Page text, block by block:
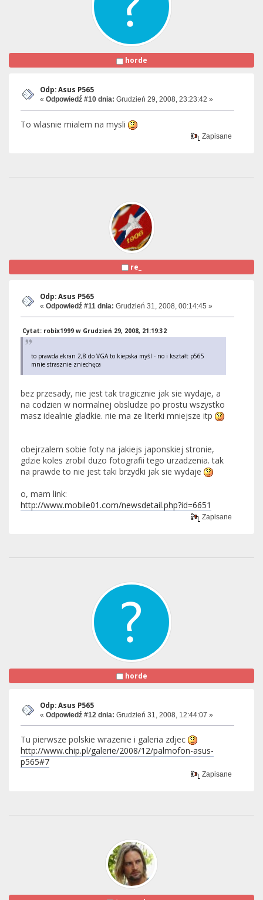
horde
Odp: Asus P565
« Odpowiedź #10 dnia: Grudzień 29, 2008, 23:23:42 »
To wlasnie mialem na mysli
Zapisane
re_
Odp: Asus P565
« Odpowiedź #11 dnia: Grudzień 31, 2008, 00:14:45 »
Cytat: robix1999 w Grudzień 29, 2008, 21:19:32
to prawda ekran 2,8 do VGA to kiepska myśl - no i kształt p565
mnie strasznie zniechęca
bez przesady, nie jest tak tragicznie jak sie wydaje, a
na codzien w normalnej obsludze po prostu wszystko
masz idealnie gladkie. nie ma ze literki mniejsze itp
obejrzalem sobie foty na jakiejs japonskiej stronie,
gdzie koles zrobil duzo fotografii tego urzadzenia. tak
na prawde to nie jest taki brzydki jak sie wydaje
o, mam link:
http://www.mobile01.com/newsdetail.php?id=6651
Zapisane
horde
Odp: Asus P565
« Odpowiedź #12 dnia: Grudzień 31, 2008, 12:44:07 »
Tu pierwsze polskie wrazenie i galeria zdjec
http://www.chip.pl/galerie/2008/12/palmofon-asus-
p565#7
Zapisane